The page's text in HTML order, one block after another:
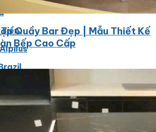
Quầy Bar Đẹp | Mẫu Thiết Kế
Bếp Cao Cấp